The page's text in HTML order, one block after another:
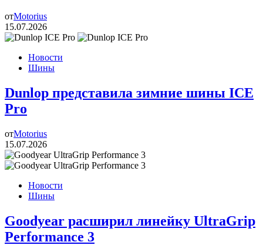
отMotorius
15.07.2026
Новости
Шины
Dunlop представила зимние шины ICE
Pro
отMotorius
15.07.2026
Новости
Шины
Goodyear расширил линейку UltraGrip
Performance 3